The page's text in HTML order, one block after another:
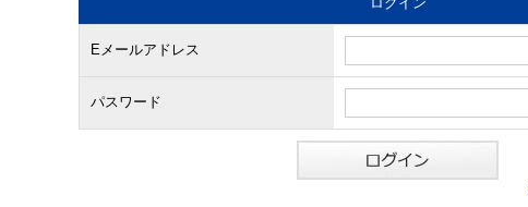
Eメールアドレス
パスワード